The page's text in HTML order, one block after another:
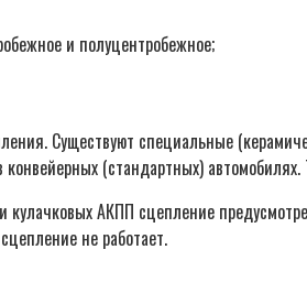
и полуцентробежное;
Существуют специальные
(стандартных) автомобилях.
кулачковых АКПП сцепление
не работает.